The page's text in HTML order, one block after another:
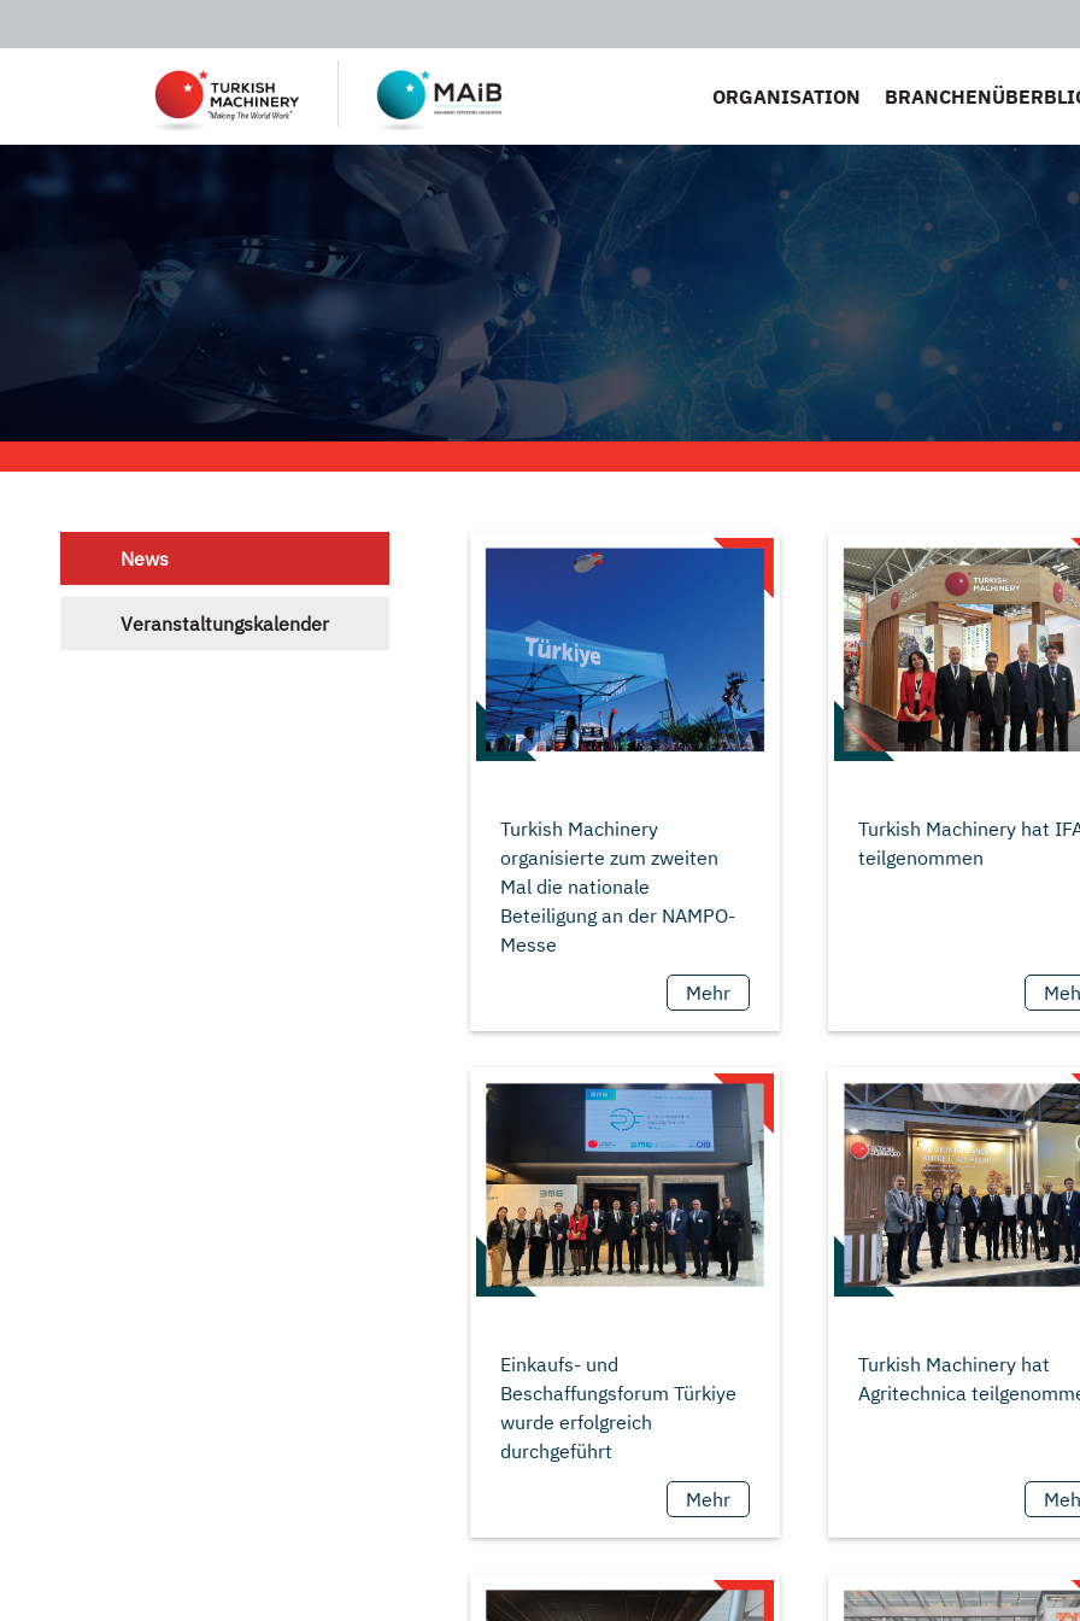
ORGANISATION
News
Veranstaltungskalender
Turkish Machinery
organisierte zum zweiten
Mal die nationale
Beteiligung an der NAMPO-
Mehr
Turkish Machinery hat
Einkaufs- und
Beschaffungsforum Türkiye
wurde erfolgreich
Mehr
Turkish Machinery hat